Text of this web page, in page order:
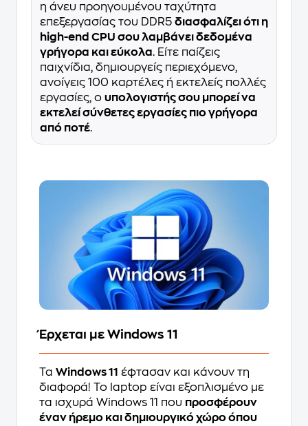
η άνευ προηγουμένου ταχύτητα
επεξεργασίας του DDR5 διασφαλίζει ότι η
high-end CPU σου λαμβάνει δεδομένα
γρήγορα και εύκολα. Είτε παίζεις
παιχνίδια, δημιουργείς περιεχόμενο,
ανοίγεις 100 καρτέλες ή εκτελείς πολλές
εργασίες, ο υπολογιστής σου μπορεί να
εκτελεί σύνθετες εργασίες πιο γρήγορα
από ποτέ.
Έρχεται με Windows 11
Τα Windows 11 έφτασαν και κάνουν τη
διαφορά! Το laptop είναι εξοπλισμένο με
τα ισχυρά Windows 11 που προσφέρουν
έναν ήρεμο και δημιουργικό χώρο όπου